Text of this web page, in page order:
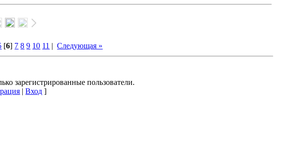
[6] 7 8 9 10 11 |Следующая »
зарегистрированные пользователи.
|Вход ]